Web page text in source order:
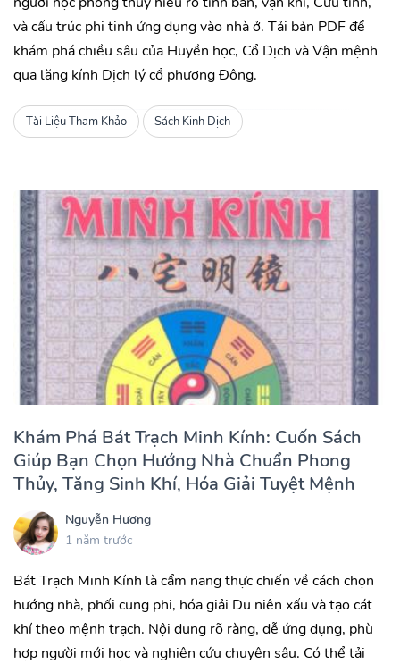
và cấu trúc phi tinh ứng dụng vào nhà ở. Tải bản PDF để
khám phá chiều sâu của Huyền học, Cổ Dịch và Vận mệnh
qua lăng kính Dịch lý cổ phương Đông.
Tài Liệu Tham Khảo Sách Kinh Dịch
Khám Phá Bát Trạch Minh Kính: Cuốn Sách
Giúp Bạn Chọn Hướng Nhà Chuẩn Phong
Thủy, Tăng Sinh Khí, Hóa Giải Tuyệt Mệnh
Nguyễn Hương
1 năm trước
Bát Trạch Minh Kính là cẩm nang thực chiến về cách chọn
hướng nhà, phối cung phi, hóa giải Du niên xấu và tạo cát
khí theo mệnh trạch. Nội dung rõ ràng, dễ ứng dụng, phù
hợp người mới học và nghiên cứu chuyên sâu. Có thể tải